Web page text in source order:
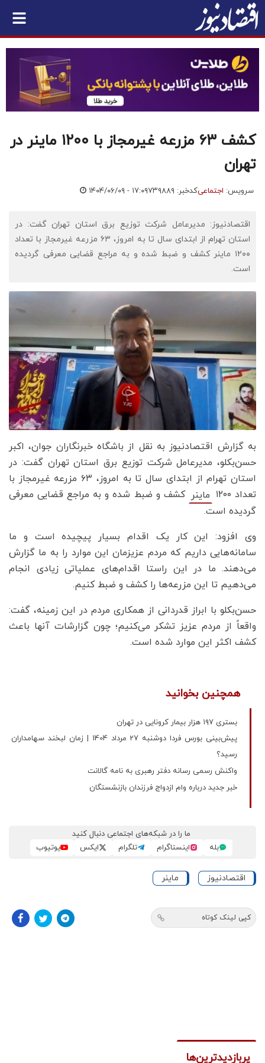
کشف ۶۳ مزرعه غیرمجاز با ۱۲۰۰ ماینر در
تهران
سرویس: اجتماعیکدخبر: ۷۳۹۸۸۹ ۱۴۰۴/۰۶/۰۹ - ۱۷:۰۹
اقتصادنیوز: مدیرعامل شرکت توزیع برق استان تهران گفت: در
استان تهرام از ابتدای سال تا به امروز، ۶۳ مزرعه غیرمجاز با تعداد
۱۲۰۰ ماینر کشف و ضبط شده و به مراجع قضایی معرفی گردیده
است.
به گزارش اقتصادنیوز به نقل از باشگاه خبرنگاران جوان، اکبر
حسن‌بکلو، مدیرعامل شرکت توزیع برق استان تهران گفت: در
استان تهرام از ابتدای سال تا به امروز، ۶۳ مزرعه غیرمجاز با
تعداد ۱۲۰۰
ماینر کشف و ضبط شده و به مراجع قضایی معرفی
گردیده است.
وی افزود: این کار یک اقدام بسیار پیچیده است و ما
سامانه‌هایی داریم که مردم عزیزمان این موارد را به ما گزارش
می‌دهند. ما در این راستا اقدام‌های عملیاتی زیادی انجام
می‌دهیم تا این مزرعه‌ها را کشف و ضبط کنیم.
حسن‌بکلو با ابراز قدردانی از همکاری مردم در این زمینه، گفت:
واقعاً از مردم عزیز تشکر می‌کنیم؛ چون گزارشات آنها باعث
کشف اکثر این موارد شده است.
همچنین بخوانید
بستری ١٩٧ هزار بیمار کرونایی در تهران
پیش‌بینی بورس فردا دوشنبه 27 مرداد 1404 | زمان لبخند سهامداران
رسید؟
واکنش رسمی رسانه دفتر رهبری به نامه گالانت
خبر جدید درباره وام ازدواج فرزندان بازنشستگان
ما را در شبکه‌های اجتماعی دنبال کنید
بله
اینستاگرام تلگرام ایکس یوتیوب
اقتصادنیوز ماینر
کپی لینک کوتاه
پربازدیدترین‌ها